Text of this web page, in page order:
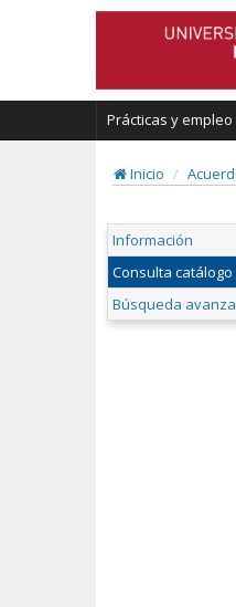
Prácticas y empleo
Inicio
Información
Consulta catálogo
Búsqueda